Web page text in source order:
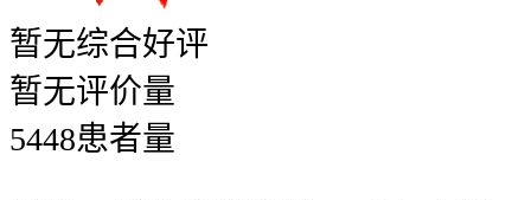
暂无综合好评
暂无评价量
5448患者量